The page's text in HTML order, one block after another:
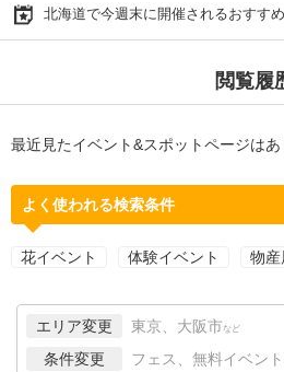
北海道で今週末に開催されるおすす
閲覧履
最近見たイベント&スポットページはあ
よく使われる検索条件
花イベント 体験イベント 物産
エリア変更 東京、大阪市 など
条件変更 フェス、無料イベント